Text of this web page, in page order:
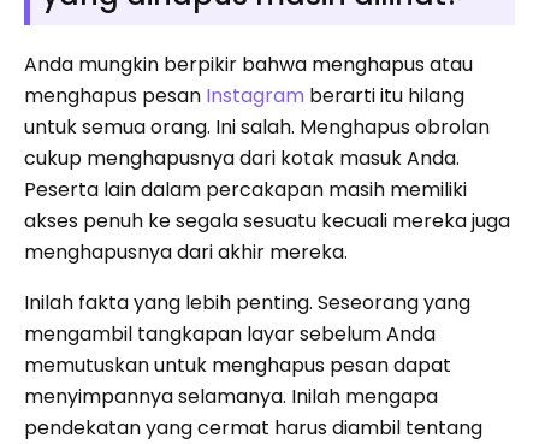
Anda mungkin berpikir bahwa menghapus atau
menghapus pesan Instagram berarti itu hilang
untuk semua orang. Ini salah. Menghapus obrolan
cukup menghapusnya dari kotak masuk Anda.
Peserta lain dalam percakapan masih memiliki
akses penuh ke segala sesuatu kecuali mereka juga
menghapusnya dari akhir mereka.
Inilah fakta yang lebih penting. Seseorang yang
mengambil tangkapan layar sebelum Anda
memutuskan untuk menghapus pesan dapat
menyimpannya selamanya. Inilah mengapa
pendekatan yang cermat harus diambil tentang